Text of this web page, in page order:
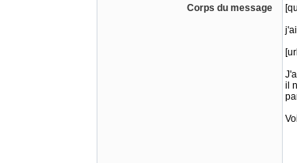
Corps du message